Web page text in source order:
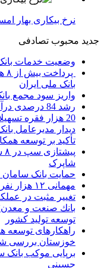
نرخ بیکاری بهار
جدید محبوب تصادفی
وضعیت خدمات بانک
بانک ملی ایران
واریز سود مجمع
رشد 84 درصدی درآمدهای بانک اقتصادنوین
20 هزار فقره تسهیلات «آساوام» اقتصادنوین پرداخت شد
دیدار مدیرعامل
تأکید بر توسعه
شاپرک
حمایت بانک سامان
مهمانی ۱۲ هزار نفری بانک صادرات ایران
تغییر مثبت در
بانك صنعت و
توسعه تولید كشور
راهكارهای توسعه
خوزستان بررسی
برپایی موکب بانک
حسینی